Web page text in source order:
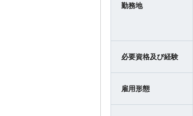
勤務地
必要資格及び経験
雇用形態